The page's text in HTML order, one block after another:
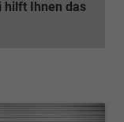
hilft Ihnen das